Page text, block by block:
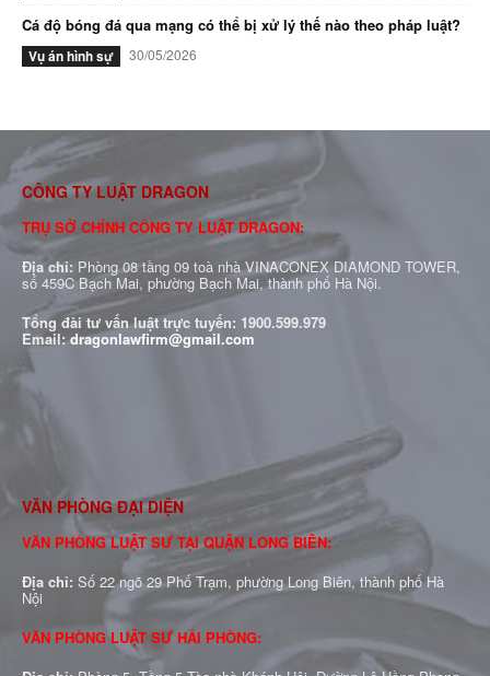
Cá độ bóng đá qua mạng có thể bị xử lý thế nào theo pháp luật?
Vụ án hình sự 30/05/2026
CÔNG TY LUẬT DRAGON
TRỤ SỞ CHÍNH CÔNG TY LUẬT DRAGON:
Địa chỉ: Phòng 08 tầng 09 toà nhà VINACONEX DIAMOND TOWER,
số 459C Bạch Mai, phường Bạch Mai, thành phố Hà Nội.
Tổng đài tư vấn luật trực tuyến: 1900.599.979
Email:dragonlawfirm@gmail.com
VĂN PHÒNG ĐẠI DIỆN
VĂN PHÒNG LUẬT SƯ TẠI QUẬN LONG BIÊN:
Địa chỉ: Số 22 ngõ 29 Phố Trạm, phường Long Biên, thành phố Hà
Nội
VĂN PHÒNG LUẬT SƯ HẢI PHÒNG: